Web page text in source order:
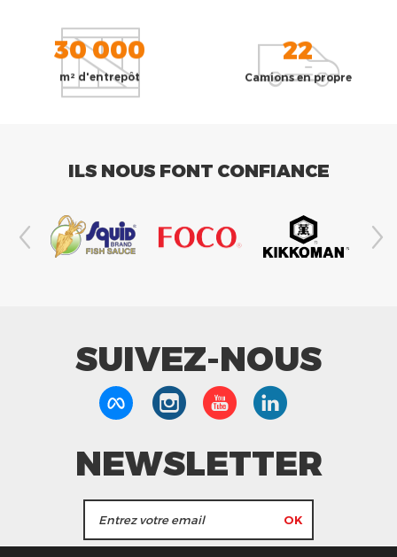
30 000
m² d'entrepôt
22
Camions en propre
ILS NOUS FONT CONFIANCE
SUIVEZ-NOUS
NEWSLETTER